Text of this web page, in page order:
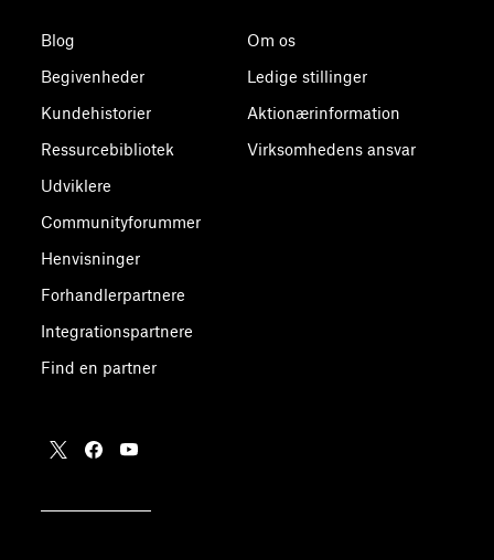
Blog
Begivenheder
Kundehistorier
Ressurcebibliotek
Udviklere
Communityforummer
Henvisninger
Forhandlerpartnere
Integrationspartnere
Find en partner
Om os
Ledige stillinger
Aktionærinformation
Virksomhedens ansvar